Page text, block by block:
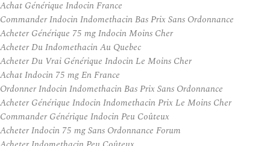
Achat Générique Indocin France
Commander Indocin Indomethacin Bas Prix Sans Ordonnance
Acheter Générique 75 mg Indocin Moins Cher
Acheter Du Indomethacin Au Quebec
Acheter Du Vrai Générique Indocin Le Moins Cher
Achat Indocin 75 mg En France
Ordonner Indocin Indomethacin Bas Prix Sans Ordonnance
Acheter Générique Indocin Indomethacin Prix Le Moins Cher
Commander Générique Indocin Peu Coûteux
Acheter Indocin 75 mg Sans Ordonnance Forum